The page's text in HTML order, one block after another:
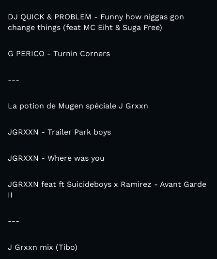
DJ QUICK & PROBLEM - Funny how niggas gon
change things (feat MC Eiht & Suga Free)
G PERICO - Turnin Corners
---
La potion de Mugen spéciale J Grxxn
JGRXXN - Trailer Park boys
JGRXXN - Where was you
JGRXXN feat ft Suicideboys x Ramirez - Avant Garde
II
---
J Grxxn mix (Tibo)